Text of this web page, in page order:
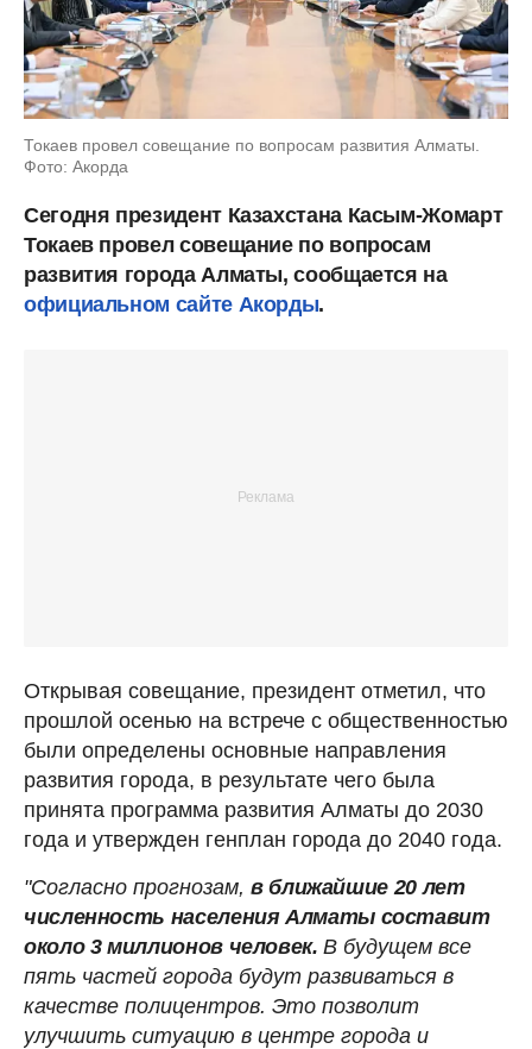
Токаев провел совещание по вопросам развития Алматы.
Фото: Акорда
Сегодня президент Казахстана Касым-Жомарт
Токаев провел совещание по вопросам
развития города Алматы, сообщается на
официальном сайте Акорды.
Открывая совещание, президент отметил, что
прошлой осенью на встрече с общественностью
были определены основные направления
развития города, в результате чего была
принята программа развития Алматы до 2030
года и утвержден генплан города до 2040 года.
"Согласно прогнозам, в ближайшие 20 лет
численность населения Алматы составит
около 3 миллионов человек.В будущем все
пять частей города будут развиваться в
качестве полицентров. Это позволит
улучшить ситуацию в центре города и